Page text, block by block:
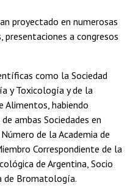
proyectado en numerosas
a congresos
como la Sociedad
y Toxicología y de la
Alimentos, habiendo
ambas Sociedades en
de la Academia de
Correspondiente de la
de Argentina, Socio
de Bromatología.